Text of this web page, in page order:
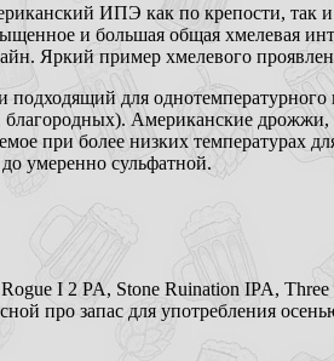
ИПЭ как по крепости, так
и большая общая хмелевая
Яркий пример хмелевого
для однотемпературного
Американские дрожжи,
при более низких температурах
умеренно сульфатной.
I 2 PA, Stone Ruination IPA,
про запас для употребления